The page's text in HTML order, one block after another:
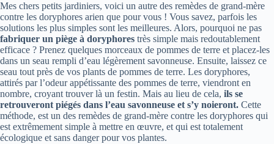
Mes chers petits jardiniers, voici un autre des remèdes de grand-mère
contre les doryphores arien que pour vous ! Vous savez, parfois les
solutions les plus simples sont les meilleures. Alors, pourquoi ne pas
fabriquer un piège à doryphores très simple mais redoutablement
efficace ? Prenez quelques morceaux de pommes de terre et placez-les
dans un seau rempli d’eau légèrement savonneuse. Ensuite, laissez ce
seau tout près de vos plants de pommes de terre. Les doryphores,
attirés par l’odeur appétissante des pommes de terre, viendront en
nombre, croyant trouver là un festin. Mais au lieu de cela, ils se
retrouveront piégés dans l’eau savonneuse et s’y noieront. Cette
méthode, est un des remèdes de grand-mère contre les doryphores qui
est extrêmement simple à mettre en œuvre, et qui est totalement
écologique et sans danger pour vos plantes.